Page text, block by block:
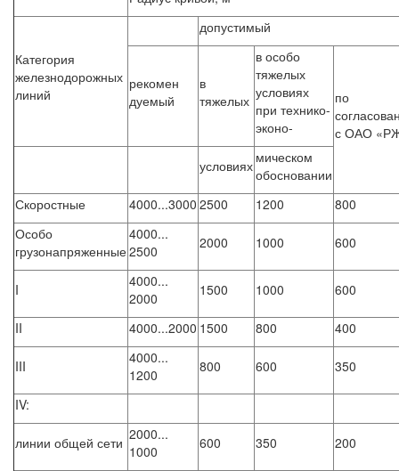
Категория
железнодорожных
линий
допустимый
рекомен
дуемый
в
тяжелых
в особо
тяжелых
условиях
при технико-
эконо-
по
с ОАО
условиях мическом
обосновании
Скоростные
4000...3000 2500 1200
800
Особо
грузонапряженные
4000...
2500
2000 1000 600
I
4000...
2000
1500 1000 600
II 4000...2000 1500 800 400
III
4000...
1200
800 600 350
IV:
линии общей сети 2000...
1000
600 350 200